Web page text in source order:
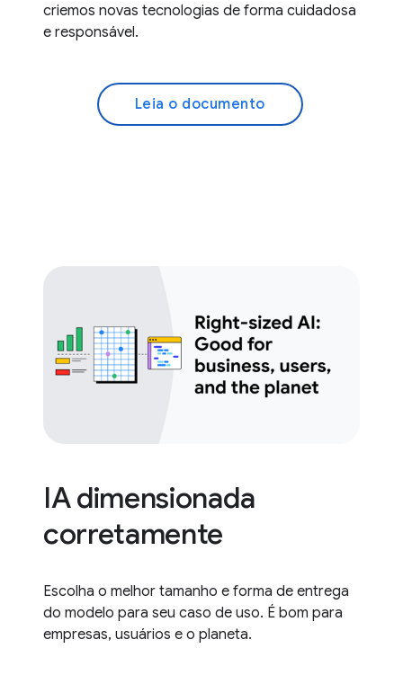
criemos novas tecnologias de forma cuidadosa
e responsável.
Leia o documento
IA dimensionada
corretamente
Escolha o melhor tamanho e forma de entrega
do modelo para seu caso de uso. É bom para
empresas, usuários e o planeta.